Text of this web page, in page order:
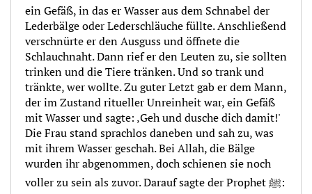
ein Gefäß, in das er Wasser aus dem Schnabel der
Lederbälge oder Lederschläuche füllte. Anschließend
verschnürte er den Ausguss und öffnete die
Schlauchnaht. Dann rief er den Leuten zu, sie sollten
trinken und die Tiere tränken. Und so trank und
tränkte, wer wollte. Zu guter Letzt gab er dem Mann,
der im Zustand ritueller Unreinheit war, ein Gefäß
mit Wasser und sagte: ‚Geh und dusche dich damit!'
Die Frau stand sprachlos daneben und sah zu, was
mit ihrem Wasser geschah. Bei Allah, die Bälge
wurden ihr abgenommen, doch schienen sie noch
voller zu sein als zuvor. Darauf sagte der Prophet ﷺ: